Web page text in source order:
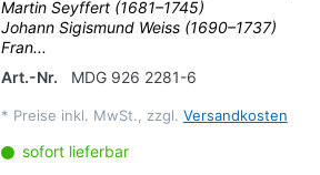
Martin Seyffert (1681–1745)
Johann Sigismund Weiss (1690–1737)
Fran...
Art.-Nr.
MDG 926 2281-6
* Preise inkl. MwSt., zzgl. Versandkosten
sofort lieferbar